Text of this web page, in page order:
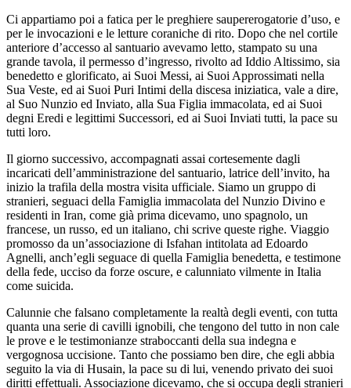
Ci appartiamo poi a fatica per le preghiere saupererogatorie d’uso, e
per le invocazioni e le letture coraniche di rito. Dopo che nel cortile
anteriore d’accesso al santuario avevamo letto, stampato su una
grande tavola, il permesso d’ingresso, rivolto ad Iddio Altissimo, sia
benedetto e glorificato, ai Suoi Messi, ai Suoi Approssimati nella
Sua Veste, ed ai Suoi Puri Intimi della discesa iniziatica, vale a dire,
al Suo Nunzio ed Inviato, alla Sua Figlia immacolata, ed ai Suoi
degni Eredi e legittimi Successori, ed ai Suoi Inviati tutti, la pace su
tutti loro.
Il giorno successivo, accompagnati assai cortesemente dagli
incaricati dell’amministrazione del santuario, latrice dell’invito, ha
inizio la trafila della mostra visita ufficiale. Siamo un gruppo di
stranieri, seguaci della Famiglia immacolata del Nunzio Divino e
residenti in Iran, come già prima dicevamo, uno spagnolo, un
francese, un russo, ed un italiano, chi scrive queste righe. Viaggio
promosso da un’associazione di Isfahan intitolata ad Edoardo
Agnelli, anch’egli seguace di quella Famiglia benedetta, e testimone
della fede, ucciso da forze oscure, e calunniato vilmente in Italia
come suicida.
Calunnie che falsano completamente la realtà degli eventi, con tutta
quanta una serie di cavilli ignobili, che tengono del tutto in non cale
le prove e le testimonianze straboccanti della sua indegna e
vergognosa uccisione. Tanto che possiamo ben dire, che egli abbia
seguito la via di Husain, la pace su di lui, venendo privato dei suoi
diritti effettuali. Associazione dicevamo, che si occupa degli stranieri